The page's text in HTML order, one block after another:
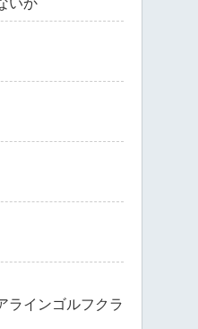
いか
ラインゴルフクラ